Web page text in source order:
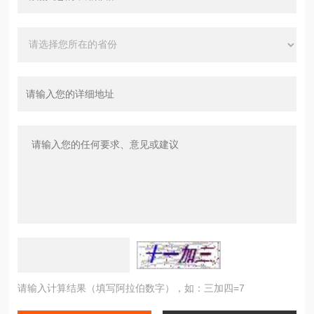
请输入计算结果（填写阿拉伯数字），如：三加四=7